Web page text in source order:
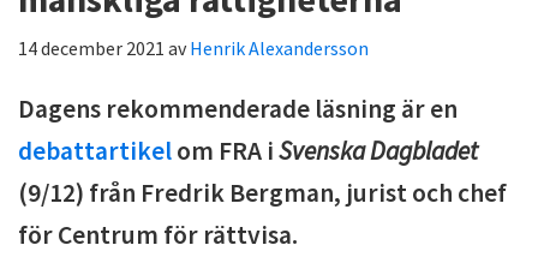
14 december 2021 avHenrik Alexandersson
Dagens rekommenderade läsning är en
debattartikelom FRA iSvenska Dagbladet
(9/12) från Fredrik Bergman, jurist och chef
för Centrum för rättvisa.